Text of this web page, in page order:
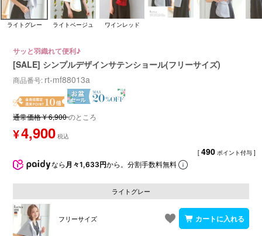
ライトグレー ライトベージュ ワインレッド
サッと羽織れて便利♪
[SALE] シンプルデザインサテンショール(フリーサイズ)
商品番号 rt-mf88013a
通常価格¥6,900のところ
¥4,900
[ 490 ポイント付与 ]
なら 月々1,633円から。分割手数料無料
ライトグレー
フリーサイズ